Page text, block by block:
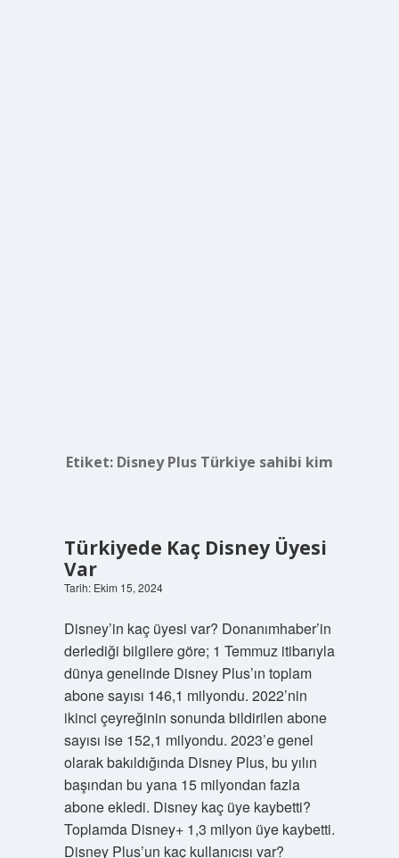
Etiket: Disney Plus Türkiye sahibi kim
Türkiyede Kaç Disney Üyesi
Var
Tarih: Ekim 15, 2024
Disney’in kaç üyesi var? Donanımhaber’in
derlediği bilgilere göre; 1 Temmuz itibarıyla
dünya genelinde Disney Plus’ın toplam
abone sayısı 146,1 milyondu. 2022’nin
ikinci çeyreğinin sonunda bildirilen abone
sayısı ise 152,1 milyondu. 2023’e genel
olarak bakıldığında Disney Plus, bu yılın
başından bu yana 15 milyondan fazla
abone ekledi. Disney kaç üye kaybetti?
Toplamda Disney+ 1,3 milyon üye kaybetti.
Disney Plus’un kaç kullanıcısı var?